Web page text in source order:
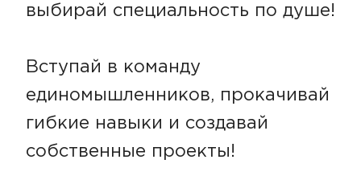
выбирай специальность по душе!
Вступай в команду
единомышленников, прокачивай
гибкие навыки и создавай
собственные проекты!